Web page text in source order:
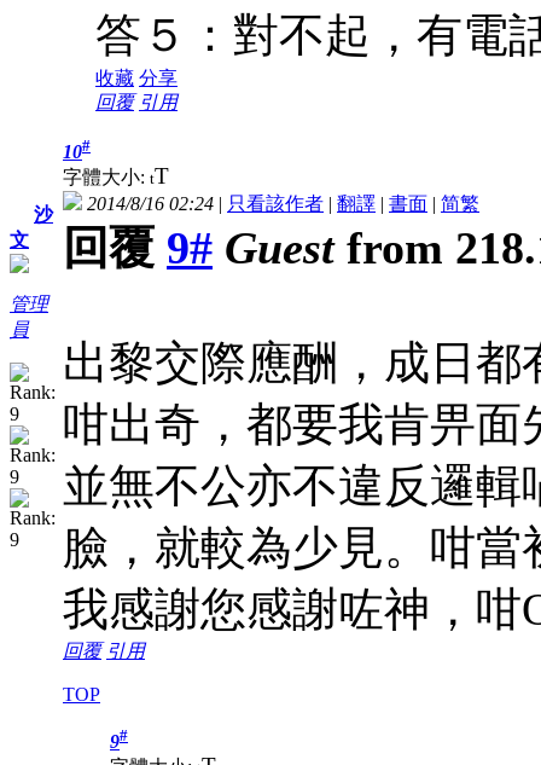
答５：對不起，有電
收藏 分享
回覆 引用
沙
文
管理
員
10#
字體大小: tT
2014/8/16 02:24 | 只看該作者 | 翻譯 | 書面 | 简繁
回覆 9# Guestfrom
出黎交際應酬，成日
咁出奇，都要我肯畀
並無不公亦不違反邏
臉，就較為少見。咁
我感謝您感謝咗神，咁
回覆 引用
TOP
9#